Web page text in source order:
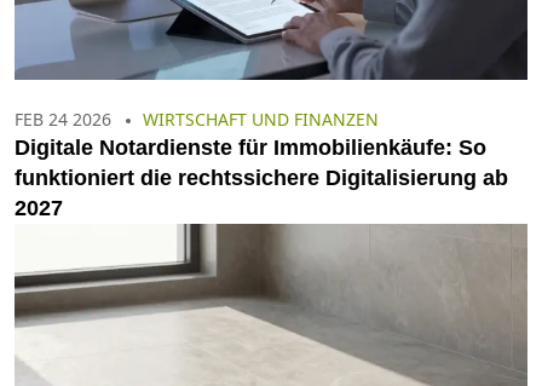
FEB 24 2026 WIRTSCHAFT UND FINANZEN
Digitale Notardienste für Immobilienkäufe: So
funktioniert die rechtssichere Digitalisierung ab
2027